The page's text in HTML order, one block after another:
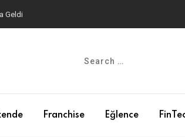
Geldi
Franchise Eğlence